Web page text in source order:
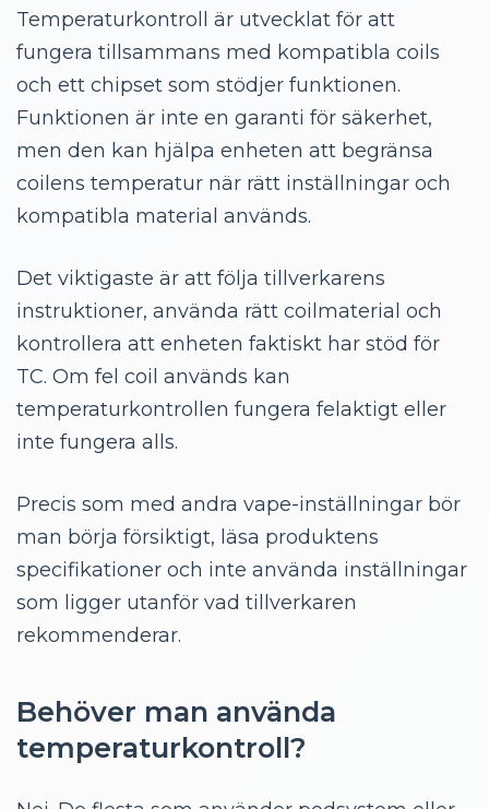
Temperaturkontroll är utvecklat för att
fungera tillsammans med kompatibla coils
och ett chipset som stödjer funktionen.
Funktionen är inte en garanti för säkerhet,
men den kan hjälpa enheten att begränsa
coilens temperatur när rätt inställningar och
kompatibla material används.
Det viktigaste är att följa tillverkarens
instruktioner, använda rätt coilmaterial och
kontrollera att enheten faktiskt har stöd för
TC. Om fel coil används kan
temperaturkontrollen fungera felaktigt eller
inte fungera alls.
Precis som med andra vape-inställningar bör
man börja försiktigt, läsa produktens
specifikationer och inte använda inställningar
som ligger utanför vad tillverkaren
rekommenderar.
Behöver man använda
temperaturkontroll?